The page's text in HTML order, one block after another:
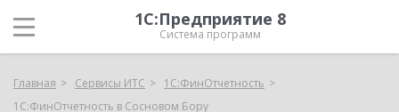
1С:Предприятие 8
Система программ
Главная Сервисы ИТС
1С:ФинОтчетность
1С:ФинОтчетность в Сосновом Бору